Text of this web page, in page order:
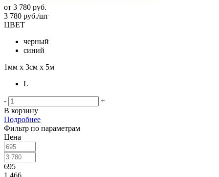
от 3 780 руб.
3 780 руб./шт
ЦВЕТ
черный
синий
1мм х 3см х 5м
L
-
+
В корзину
Подробнее
Фильтр по параметрам
Цена
695
1 466